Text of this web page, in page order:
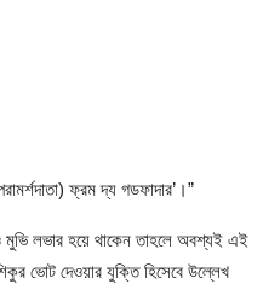
ফ্রম দ্য গডফাদার’।”
মুভি লভার হয়ে থাকেন তাহলে অবশ্যই এই
ভোট দেওয়ার যুক্তি হিসেবে উল্লেখ